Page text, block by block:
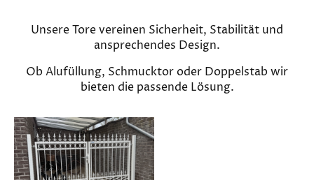
Unsere Tore vereinen Sicherheit, Stabilität und
ansprechendes Design.
Ob Alufüllung, Schmucktor oder Doppelstab wir
bieten die passende Lösung.